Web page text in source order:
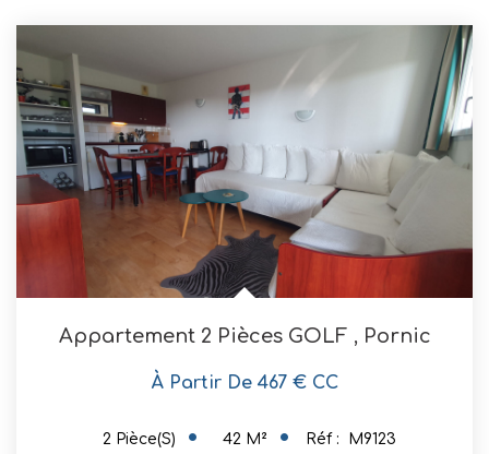
Appartement 2 Pièces GOLF , Pornic
À Partir De 467 € CC
2 Pièce(s) 42 M² Réf : M9123